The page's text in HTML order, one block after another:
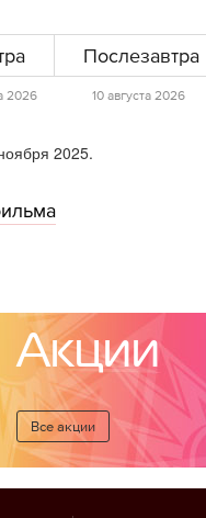
2026
Послезавтра
10 августа 2026
2025.
Акции
Все акции